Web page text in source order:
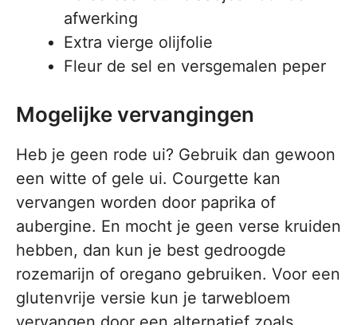
afwerking
Extra vierge olijfolie
Fleur de sel en versgemalen peper
Mogelijke vervangingen
Heb je geen rode ui? Gebruik dan gewoon
een witte of gele ui. Courgette kan
vervangen worden door paprika of
aubergine. En mocht je geen verse kruiden
hebben, dan kun je best gedroogde
rozemarijn of oregano gebruiken. Voor een
glutenvrije versie kun je tarwebloem